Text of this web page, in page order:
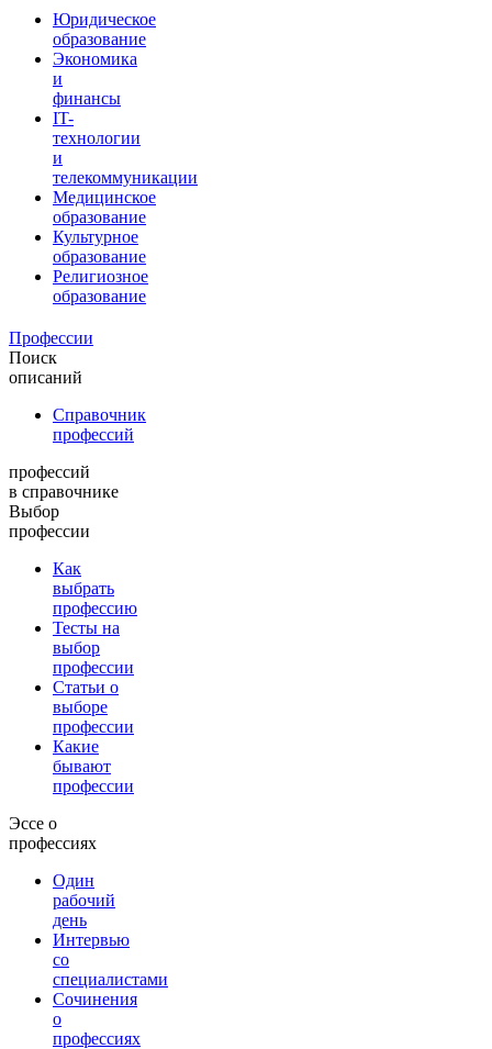
Юридическое
образование
Экономика
и
финансы
IT-
технологии
и
телекоммуникации
Медицинское
образование
Культурное
образование
Религиозное
образование
Профессии
Поиск
описаний
Справочник
профессий
профессий
в справочнике
Выбор
профессии
Как
выбрать
профессию
Тесты на
выбор
профессии
Статьи о
выборе
профессии
Какие
бывают
профессии
Эссе о
профессиях
Один
рабочий
день
Интервью
со
специалистами
Сочинения
о
профессиях